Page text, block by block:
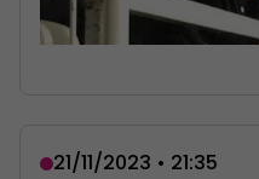
21/11/2023 • 21:35